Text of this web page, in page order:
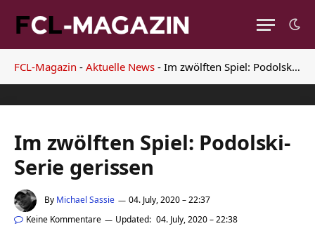
FCL-Magazin - Aktuelle News - Im zwölften Spiel: Podolski-Serie gerissen
Im zwölften Spiel: Podolski-
Serie gerissen
By Michael Sassie
04. July, 2020 – 22:37
Keine Kommentare
Updated: 04. July, 2020 – 22:38